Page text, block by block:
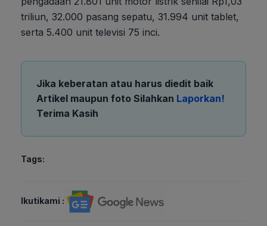
triliun, 32.000 pasang sepatu, 31.994 unit tablet,
serta 5.400 unit televisi 75 inci.
Jika keberatan atau harus diedit baik
Artikel maupun foto Silahkan Laporkan!
Terima Kasih
Tags:
Ikutikami :